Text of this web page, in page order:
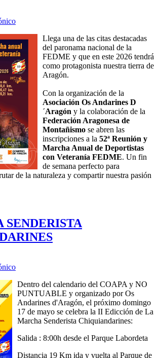
Llega una de las citas destacadas
del paronama nacional de la
FEDME y que en este 2026 tendrá
como protagonista nuestra tierra de
Aragón.
Con la organización de la
Asociación Os Andarines D
´Aragón y la colaboración de la
Federación Aragonesa de
Montañismo se abren las
inscripciones a la 52ª Reunión y
Marcha Anual de Deportistas
con Veteranía FEDME. Un fin
de semana perfecto para
de la naturaleza y compartir nuestra pasión
Dentro del calendario del COAPA y NO
PUNTUABLE y organizado por Os
Andarines d'Aragón, el próximo domingo
17 de mayo se celebra la II Edicción de La
Marcha Senderista Chiquiandarines:
Salida : 8:00h desde el Parque Labordeta
Distancia 19 Km ida y vuelta al Parque de